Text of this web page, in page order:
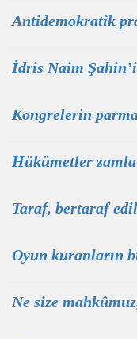
Antidemokratik
İdris Naim
Kongrelerin
Hükümetler
Taraf, bertaraf
Oyun kuranların
Ne size